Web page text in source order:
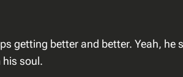
getting better and better. Yeah,
soul.